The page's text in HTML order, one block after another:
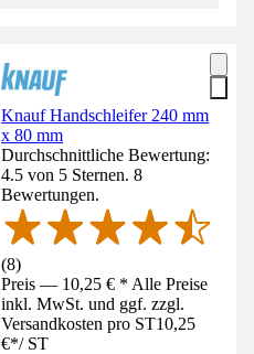
Knauf Handschleifer 240 mm
x 80 mm
Durchschnittliche Bewertung:
4.5 von 5 Sternen. 8
Bewertungen.
(8)
Preis — 10,25 € * Alle Preise
inkl. MwSt. und ggf. zzgl.
Versandkosten pro ST10,25
€*/ ST